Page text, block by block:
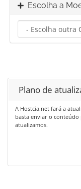
Escolha a
Plano de
A Hostcia.net fará a
basta enviar o conteúdo
atualizamos.